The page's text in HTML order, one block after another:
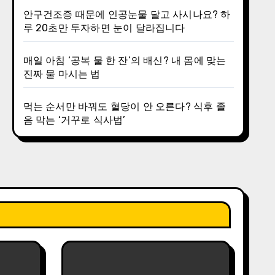
안구건조증 때문에 인공눈물 달고 사시나요? 하
루 20초만 투자하면 눈이 달라집니다
매일 아침 ‘공복 물 한 잔’의 배신? 내 몸에 맞는
진짜 물 마시는 법
먹는 순서만 바꿔도 혈당이 안 오른다? 식후 졸
음 막는 ‘거꾸로 식사법’